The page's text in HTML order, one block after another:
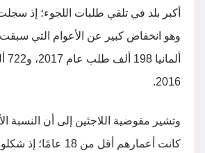
وهو انخفاض كبير عن الأعوام التي
2016.
وتشير مفوضية اللاجئين إلى أن النسبة